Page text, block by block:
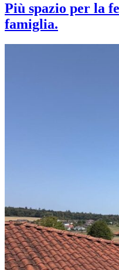
Più spazio per la
famiglia.